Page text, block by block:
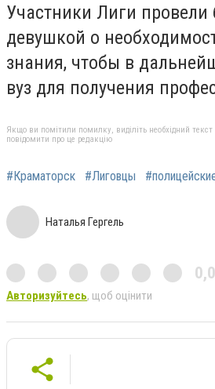
Участники Лиги провели
девушкой о
знания, чтобы в
вуз для получения
Якщо ви помітили помилку, виділіть необхідний
повідомити про це редакцію
#Краматорск #Лиговцы
Наталья Гергель
0,0
Авторизуйтесь, щоб оцінити